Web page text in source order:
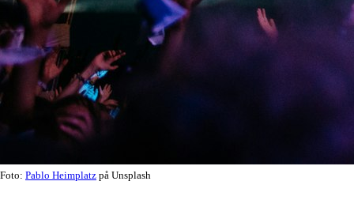
Foto: Pablo Heimplatz på Unsplash